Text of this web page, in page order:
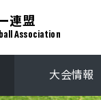
連盟
Association
大会情報